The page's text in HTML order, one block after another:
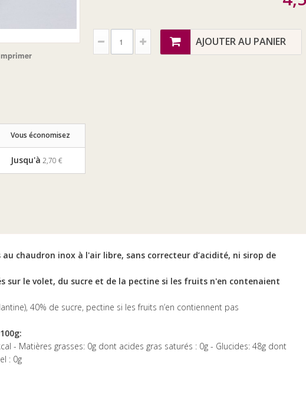
AJOUTER AU PANIER
Vous économisez
Jusqu'à 2,70 €
chaudron inox à l'air libre, sans correcteur d’acidité, ni sirop de
sur le volet, du sucre et de la pectine si les fruits n'en contenaient
40% de sucre, pectine si les fruits n’en contiennent pas
- Matières grasses: 0g dont acides gras saturés : 0g - Glucides: 48g dont
: 0g